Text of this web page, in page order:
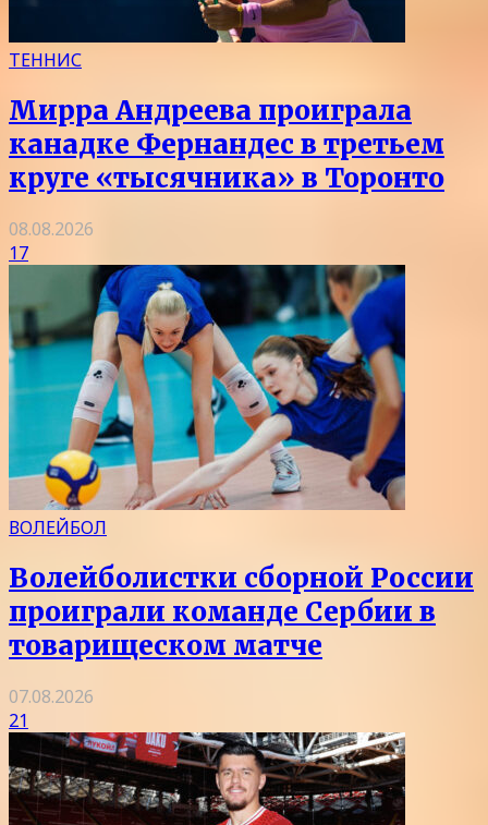
ТЕННИС
Мирра Андреева проиграла
канадке Фернандес в третьем
круге «тысячника» в Торонто
08.08.2026
17
ВОЛЕЙБОЛ
Волейболистки сборной России
проиграли команде Сербии в
товарищеском матче
07.08.2026
21